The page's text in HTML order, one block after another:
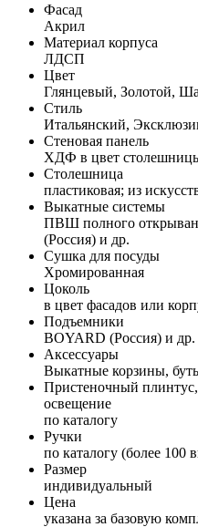
Фасад
Акрил
Материал корпуса
ЛДСП
Цвет
Глянцевый, Золотой,
Стиль
Итальянский,
Стеновая панель
ХДФ в цвет
Столешница
пластиковая; из
Выкатные системы
ПВШ полного
(Россия) и др.
Сушка для посуды
Хромированная
Цоколь
в цвет фасадов или
Подъемники
BOYARD (Россия) и др.
Аксессуары
Выкатные корзины,
Пристеночный
освещение
по каталогу
Ручки
по каталогу (более 100
Размер
индивидуальный
Цена
указана за базовую